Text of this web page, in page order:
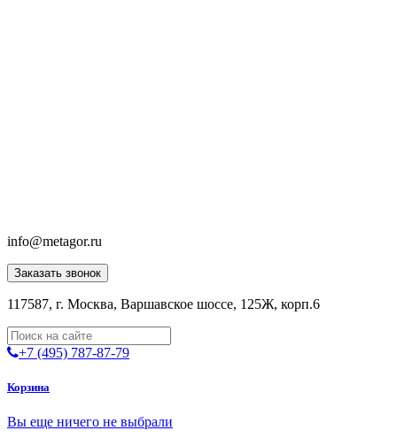
info@metagor.ru
Заказать звонок
117587, г. Москва, Варшавское шоссе, 125Ж, корп.6
+7 (495) 787-87-79
Корзина
Вы еще ничего не выбрали